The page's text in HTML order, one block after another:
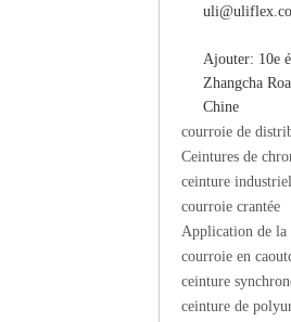
Ajouter: 10e
Zhangcha
Chine
courroie de
Ceintures de
ceinture
courroie crantée
Application de
courroie en
ceinture
ceinture de